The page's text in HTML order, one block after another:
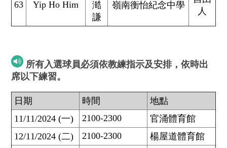
63 Yip Ho Him
澔
謙
嶺南衡怡紀念中學
人
所有入選球員必須依教練指示及安排，依時出
席以下練習。
日期 時間
地點
11/11/2024 (一)
2100-2300
官涌體育館
12/11/2024 (二)
2100-2300
楊屋道體育館